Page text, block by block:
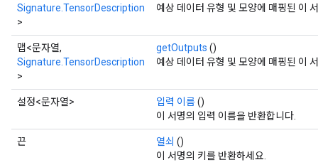
Signature.TensorDescription
>
예상 데이터 유형 및 모양에 매핑된 이
맵<문자열,
Signature.TensorDescription
>
getOutputs ()
예상 데이터 유형 및 모양에 매핑된 이
설정<문자열> 입력 이름()
이 서명의 입력 이름을 반환합니다.
끈 열쇠 ()
이 서명의 키를 반환하세요.